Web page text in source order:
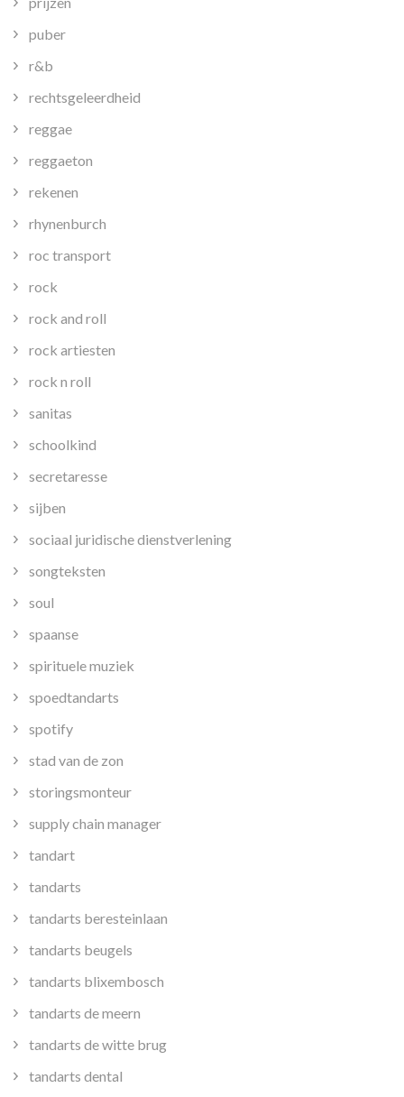
puber
r&b
rechtsgeleerdheid
reggae
reggaeton
rekenen
rhynenburch
roc transport
rock
rock and roll
rock artiesten
rock n roll
sanitas
schoolkind
secretaresse
sijben
sociaal juridische dienstverlening
songteksten
soul
spaanse
spirituele muziek
spoedtandarts
spotify
stad van de zon
storingsmonteur
supply chain manager
tandart
tandarts
tandarts beresteinlaan
tandarts beugels
tandarts blixembosch
tandarts de meern
tandarts de witte brug
tandarts dental